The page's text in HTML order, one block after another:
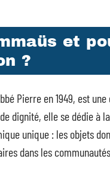
et
?
Pierre en 1949, est
dignité, elle se dédie à
unique : les objets
dans les